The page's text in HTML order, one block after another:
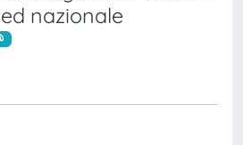
nazionale